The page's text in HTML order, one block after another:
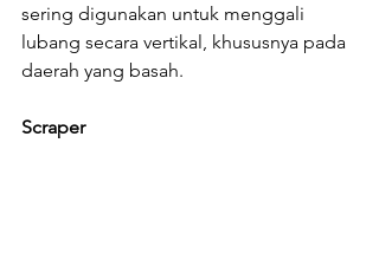
sering digunakan untuk menggali
lubang secara vertikal, khususnya pada
daerah yang basah.
Scraper